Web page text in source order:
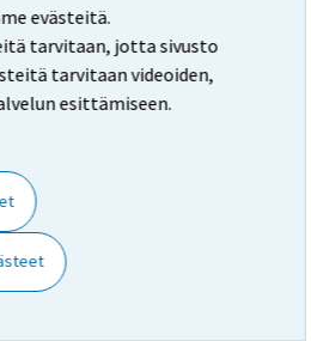
evästeitä.
tarvitaan, jotta sivusto
tarvitaan videoiden,
esittämiseen.
sukupuolen ja iän
III(22.10.2013)
sukupuolen ja iän
III(22.10.2013)
mukaan 2012/III -
maakunnan
- 2013/III